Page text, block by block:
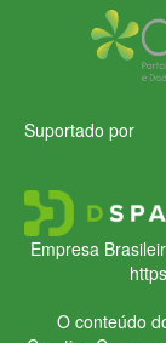
Suportado por
Empresa
O conteúdo